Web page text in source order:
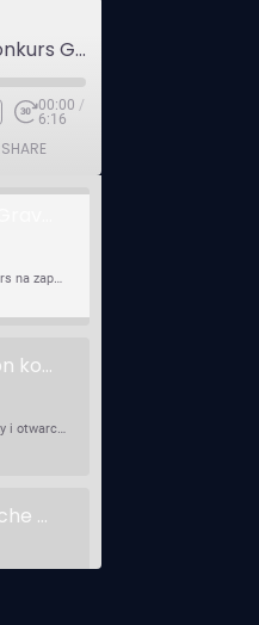
DDR #76 [info] - konkurs Gravel Attack, Varmia Gravel, Bike Expo, Inspire India Ultra Race
00:00 /
6:16
SHARE
Organizatorzy Gravel Attack ogłosili konkurs na zaprojektowanie koszulki. Varmia Gravel 2023 przypomina o możliwości podzielenia opłaty startowej na dwie raty 50/50 – na zero procent! …
DDR #75 [info] - Ruszył sezon kolarski! Pierwszy Brevet Race Through Poland, Otwarcie sezonu Rajdy Dla Frajdy, Ankieta Rowerowa, przygotowania do Race Around Poland
Za nami pierwsze wiosenne rajdy, maratony i otwarcia sezonu, choć w Gdańsku zima nie powiedziała jeszcze ostatniego słowa bo właśnie pada śnieg. Linki: ⁠http://watahaultrarace.pl/⁠⁠https://rajdydlafrajdy.pl/⁠https://brevety.pl/brevets⁠⁠https://racearoundpoland.pl/⁠⁠https://granguanche.com/audax/audaxgravel/⁠⁠Ankieta Rowerowa…
DDR #74 [info] - GranGuanche Gravel startuje w piątek! Wataha Ultra Race Wiosna - zaprasza Mateusz Szafraniec. Dwie samochwałki